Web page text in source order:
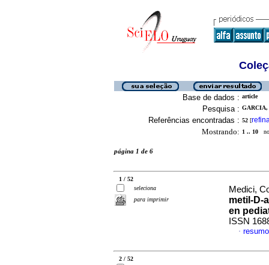
Base de dados : article
Pesquisa :
Referências encontradas : 52 [
Mostrando: 1 .. 10
página 1 de 6
1 / 52
seleciona
para imprimir
Medici,
metil-D-
en
ISSN
·
2 / 52